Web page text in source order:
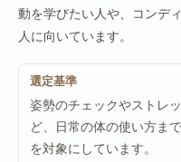
動を学びたい人や、コンデ
人に向いています。
選定基準
姿勢のチェックやストレ
ど、日常の体の使い方ま
を対象にしています。